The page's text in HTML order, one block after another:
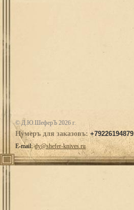
© Д.Ю.ШеферЪ 2026 г.
Нумеръ для заказовъ: +79226194879
E-mail: dy@shefer-knives.ru